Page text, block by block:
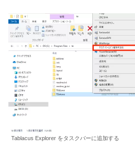
Tablacus Explorer をタスクバーに追加する